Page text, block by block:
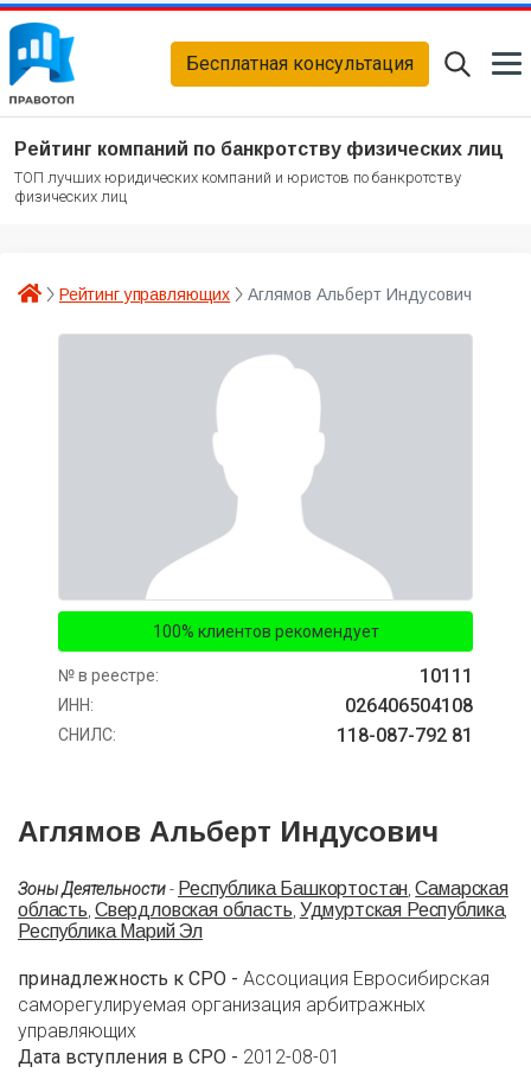
Бесплатная консультация
Рейтинг компаний по банкротству физических лиц
ТОП лучших юридических компаний и юристов по банкротству
физических лиц
Рейтинг управляющих Аглямов Альберт Индусович
100% клиентов рекомендует
№ в реестре: 10111
ИНН: 026406504108
СНИЛС: 118-087-792 81
Аглямов Альберт Индусович
Зоны Деятельности- Республика Башкортостан,Самарская
область, Свердловская область, Удмуртская Республика,
Республика Марий Эл
принадлежность к СРО - Ассоциация Евросибирская
саморегулируемая организация арбитражных
управляющих
Дата вступления в СРО - 2012-08-01